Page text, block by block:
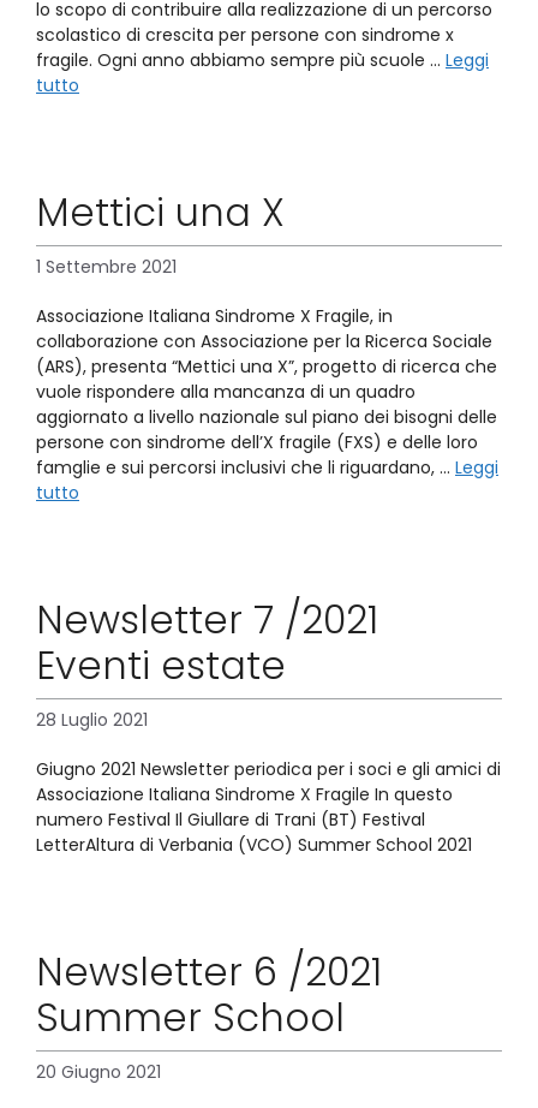
lo scopo di contribuire alla realizzazione di un percorso
scolastico di crescita per persone con sindrome x
fragile. Ogni anno abbiamo sempre più scuole … Leggi
tutto
Mettici una X
1 Settembre 2021
Associazione Italiana Sindrome X Fragile, in
collaborazione con Associazione per la Ricerca Sociale
(ARS), presenta “Mettici una X”, progetto di ricerca che
vuole rispondere alla mancanza di un quadro
aggiornato a livello nazionale sul piano dei bisogni delle
persone con sindrome dell’X fragile (FXS) e delle loro
famglie e sui percorsi inclusivi che li riguardano, … Leggi
tutto
Newsletter 7 /2021
Eventi estate
28 Luglio 2021
Giugno 2021 Newsletter periodica per i soci e gli amici di
Associazione Italiana Sindrome X Fragile In questo
numero Festival Il Giullare di Trani (BT) Festival
LetterAltura di Verbania (VCO) Summer School 2021
Newsletter 6 /2021
Summer School
20 Giugno 2021